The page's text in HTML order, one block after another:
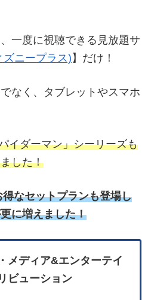
一度に視聴できる見放題サ
ニープラス) 】だけ！
なく、タブレットやスマホ
イダーマン」シーリーズも
した！
なセットプランも登場し
に増えました！
メディア&エンターテイ
ビューション